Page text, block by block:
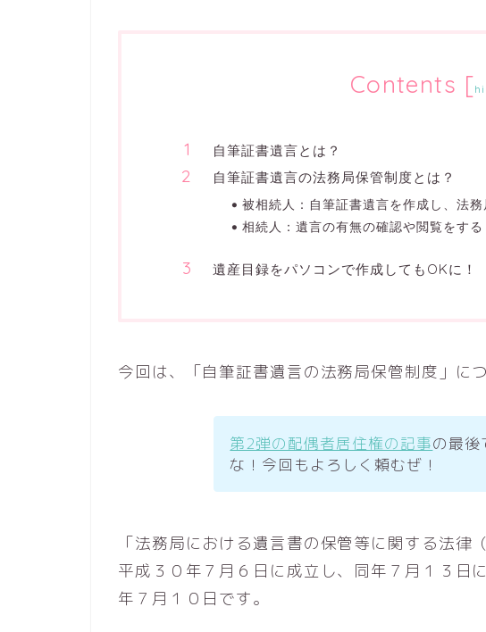
Contents [
自筆証書遺言とは？
自筆証書遺言の法務局保管制度とは？
被相続人：自筆証書遺言を作成し、法務
相続人：遺言の有無の確認や閲覧をする
遺産目録をパソコンで作成してもOKに！
今回は、「自筆証書遺言の法務局保管制度」に
第2弾の配偶者居住権の記事の最後
な！今回もよろしく頼むぜ！
「法務局における遺言書の保管等に関する法律
平成３０年７月６日に成立し、同年７月１３日
年７月１０日です。